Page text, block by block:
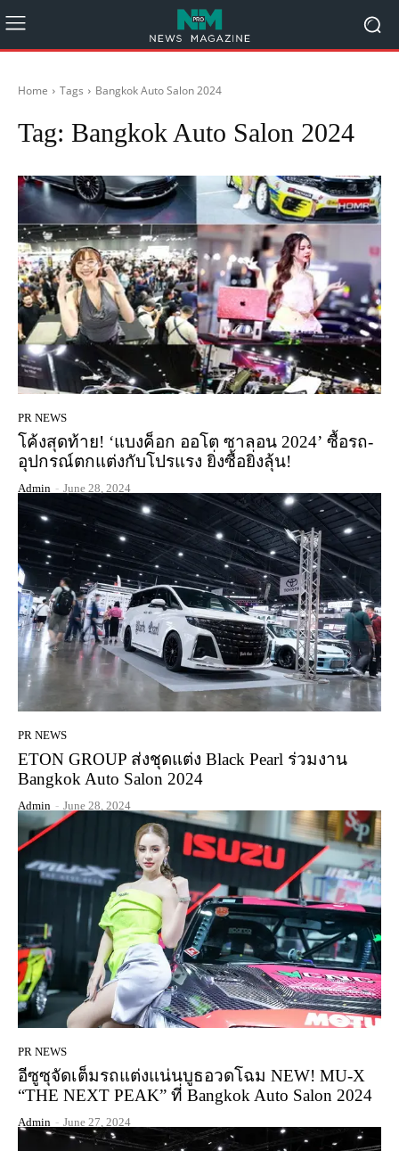
Home Tags Bangkok Auto Salon 2024
Tag: Bangkok Auto Salon 2024
PR NEWS
โค้งสุดท้าย! ‘แบงค็อก ออโต ซาลอน 2024’ ซื้อรถ-
อุปกรณ์ตกแต่งกับโปรแรง ยิ่งซื้อยิ่งลุ้น!
Admin - June 28, 2024
PR NEWS
ETON GROUP ส่งชุดแต่ง Black Pearl ร่วมงาน
Bangkok Auto Salon 2024
Admin - June 28, 2024
PR NEWS
อีซูซุจัดเต็มรถแต่งแน่นบูธอวดโฉม NEW! MU-X
“THE NEXT PEAK” ที่ Bangkok Auto Salon 2024
Admin - June 27, 2024